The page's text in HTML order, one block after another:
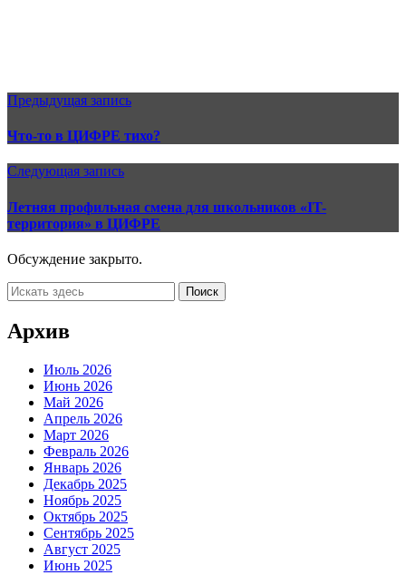
Предыдущая запись
Что-то в ЦИФРЕ тихо?
Следующая запись
Летняя профильная смена для школьников «IT-
территория» в ЦИФРЕ
Обсуждение закрыто.
Архив
Июль 2026
Июнь 2026
Май 2026
Апрель 2026
Март 2026
Февраль 2026
Январь 2026
Декабрь 2025
Ноябрь 2025
Октябрь 2025
Сентябрь 2025
Август 2025
Июнь 2025